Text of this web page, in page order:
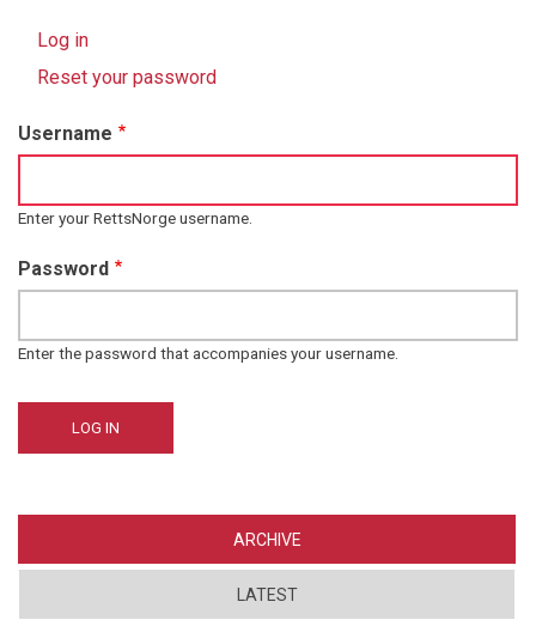
Primary
Log in
tab)
Reset your password
Username
Enter your RettsNorge username.
Password
Enter the password that accompanies your username.
ARCHIVE
LATEST